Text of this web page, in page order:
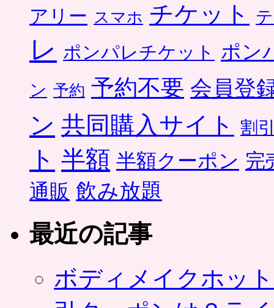
アリー スマホ チケット
レ ポンパレチケット ポン
ン 予約 予約不要 会員登
ン 共同購入サイト 割
ト 半額 半額クーポン 完
通販 飲み放題
最近の記事
ボディメイクホッ